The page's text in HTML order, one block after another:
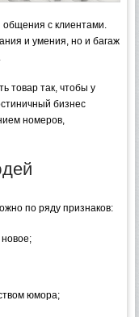
с клиентами.
и умения, но и багаж
товар так, чтобы у
бизнес
номеров,
по ряду признаков:
юмора;